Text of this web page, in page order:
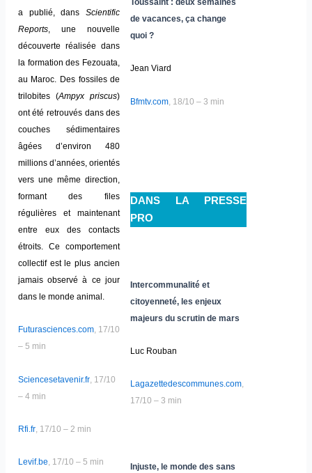
Toussaint : deux semaines
de vacances, ça change
quoi ?
Jean Viard
Bfmtv.com, 18/10 – 3 min
DANS LA PRESSE
PRO
Intercommunalité et
citoyenneté, les enjeux
majeurs du scrutin de mars
Luc Rouban
Lagazettedescommunes.com,
17/10 – 3 min
Injuste, le monde des sans
a publié, dansScientific
Reports, une nouvelle
découverte réalisée dans
la formation des Fezouata,
au Maroc. Des fossiles de
trilobites (Ampyx priscus)
ont été retrouvés dans des
couches sédimentaires
âgées d’environ 480
millions d’années, orientés
vers une même direction,
formant des files
régulières et maintenant
entre eux des contacts
étroits. Ce comportement
collectif est le plus ancien
jamais observé à ce jour
dans le monde animal.
Futurasciences.com, 17/10
– 5 min
Sciencesetavenir.fr, 17/10
– 4 min
Rfi.fr, 17/10 – 2 min
Levif.be, 17/10 – 5 min